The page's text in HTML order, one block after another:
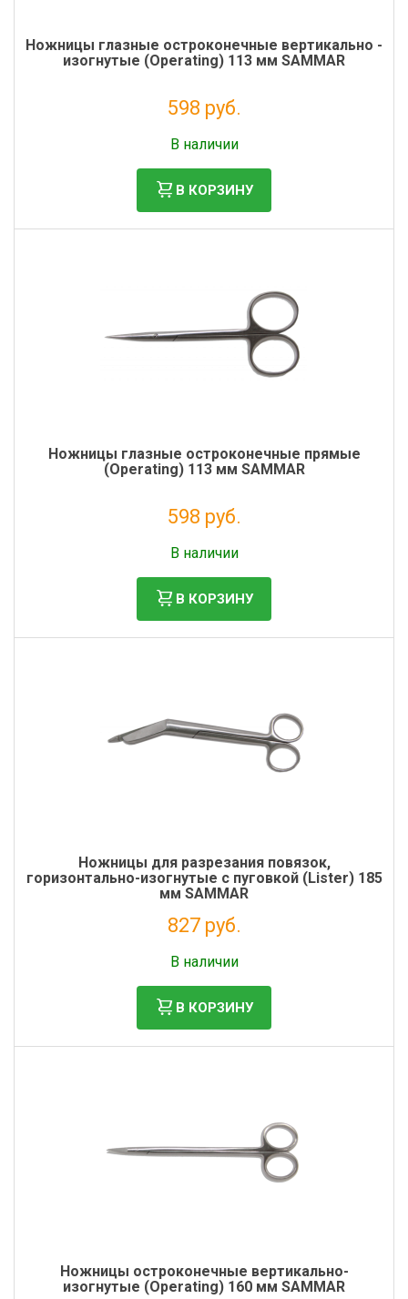
Ножницы глазные остроконечные вертикально -
изогнутые (Operating) 113 мм SAMMAR
598 руб.
В наличии
В КОРЗИНУ
Ножницы глазные остроконечные прямые
(Operating) 113 мм SAMMAR
598 руб.
В наличии
В КОРЗИНУ
Ножницы для разрезания повязок,
горизонтально-изогнутые с пуговкой (Lister) 185
мм SAMMAR
827 руб.
В наличии
В КОРЗИНУ
Ножницы остроконечные вертикально-
изогнутые (Operating) 160 мм SAMMAR